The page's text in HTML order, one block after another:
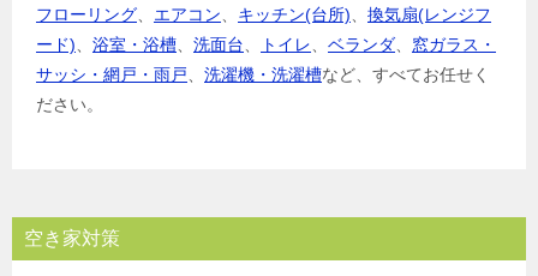
フローリング、 エアコン、 キッチン(台所)、 換気扇(レンジフ
ード)、 浴室・浴槽、 洗面台、 トイレ、 ベランダ、 窓ガラス・
サッシ・網戸・雨戸、 洗濯機・洗濯槽など、すべてお任せく
ださい。
空き家対策